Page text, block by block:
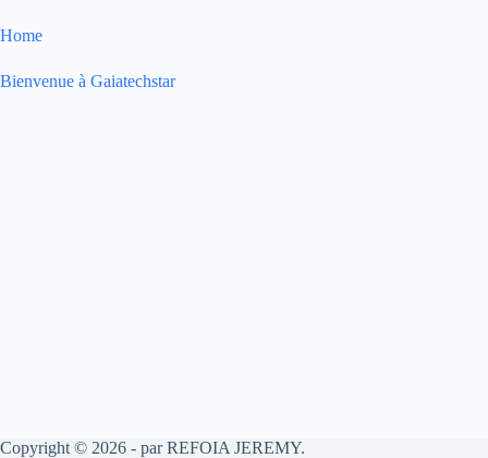
Home
Bienvenue à Gaiatechstar
Copyright © 2026 - par REFOIA JEREMY.